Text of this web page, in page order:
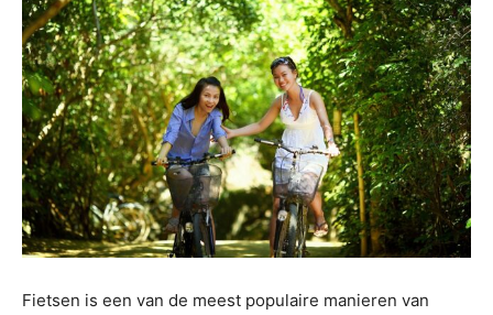
Fietsen is een van de meest populaire manieren van